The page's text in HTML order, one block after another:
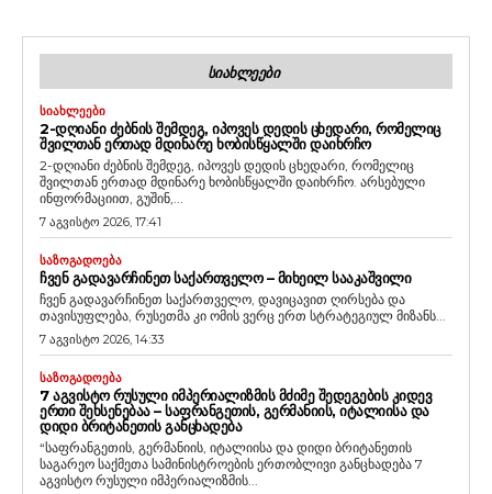
ᲡᲘᲐᲮᲚᲔᲔᲑᲘ
ᲡᲘᲐᲮᲚᲔᲔᲑᲘ
2-ᲓᲦᲘᲐᲜᲘ ᲫᲔᲑᲜᲘᲡ ᲨᲔᲛᲓᲔᲒ, ᲘᲞᲝᲕᲔᲡ ᲓᲔᲓᲘᲡ ᲪᲮᲔᲓᲐᲠᲘ, ᲠᲝᲛᲔᲚᲘᲪ
ᲨᲕᲘᲚᲗᲐᲜ ᲔᲠᲗᲐᲓ ᲛᲓᲘᲜᲐᲠᲔ ᲮᲝᲑᲘᲡᲬᲧᲐᲚᲨᲘ ᲓᲐᲘᲮᲠᲩᲝ
2-დღიანი ძებნის შემდეგ, იპოვეს დედის ცხედარი, რომელიც
შვილთან ერთად მდინარე ხობისწყალში დაიხრჩო. არსებული
ინფორმაციით, გუშინ,...
7 აგვისტო 2026, 17:41
ᲡᲐᲖᲝᲒᲐᲓᲝᲔᲑᲐ
ᲩᲕᲔᲜ ᲒᲐᲓᲐᲕᲐᲠᲩᲘᲜᲔᲗ ᲡᲐᲥᲐᲠᲗᲕᲔᲚᲝ – ᲛᲘᲮᲔᲘᲚ ᲡᲐᲐᲙᲐᲨᲕᲘᲚᲘ
ჩვენ გადავარჩინეთ საქართველო, დავიცავით ღირსება და
თავისუფლება, რუსეთმა კი ომის ვერც ერთ სტრატეგიულ მიზანს...
7 აგვისტო 2026, 14:33
ᲡᲐᲖᲝᲒᲐᲓᲝᲔᲑᲐ
7 ᲐᲒᲕᲘᲡᲢᲝ ᲠᲣᲡᲣᲚᲘ ᲘᲛᲞᲔᲠᲘᲐᲚᲘᲖᲛᲘᲡ ᲛᲫᲘᲛᲔ ᲨᲔᲓᲔᲒᲔᲑᲘᲡ ᲙᲘᲓᲔᲕ
ᲔᲠᲗᲘ ᲨᲔᲮᲡᲔᲜᲔᲑᲐᲐ – ᲡᲐᲤᲠᲐᲜᲒᲔᲗᲘᲡ, ᲒᲔᲠᲛᲐᲜᲘᲘᲡ, ᲘᲢᲐᲚᲘᲘᲡᲐ ᲓᲐ
ᲓᲘᲓᲘ ᲑᲠᲘᲢᲐᲜᲔᲗᲘᲡ ᲒᲐᲜᲪᲮᲐᲓᲔᲑᲐ
“საფრანგეთის, გერმანიის, იტალიისა და დიდი ბრიტანეთის
საგარეო საქმეთა სამინისტროების ერთობლივი განცხადება 7
აგვისტო რუსული იმპერიალიზმის...